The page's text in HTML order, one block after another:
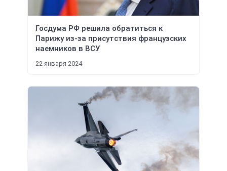
Госдума РФ решила обратиться к
Парижу из-за присутствия французских
наемников в ВСУ
22 января 2024